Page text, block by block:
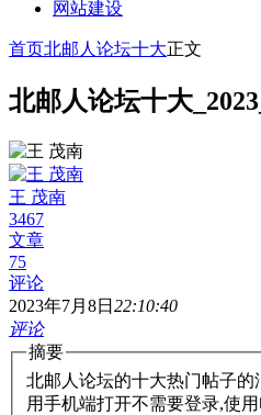
网站建设
首页北邮人论坛十大正文
北邮人论坛十大
王 茂南
3467
文章
75
评论
2023年7月8日 22:10:40
评论
摘要
北邮人论坛的十大热门帖子的
用手机端打开不需要登录,使